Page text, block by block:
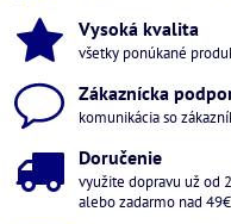
Vysoká kvalita
všetky ponúkané
Zákaznícka
komunikácia so
Doručenie
využite dopravu už od
alebo zadarmo nad 49€